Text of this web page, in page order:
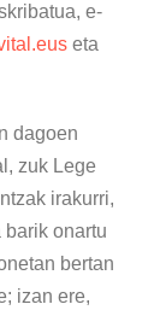
e-
eta
dagoen
zuk Lege
irakurri,
barik onartu
bertan
izan ere,